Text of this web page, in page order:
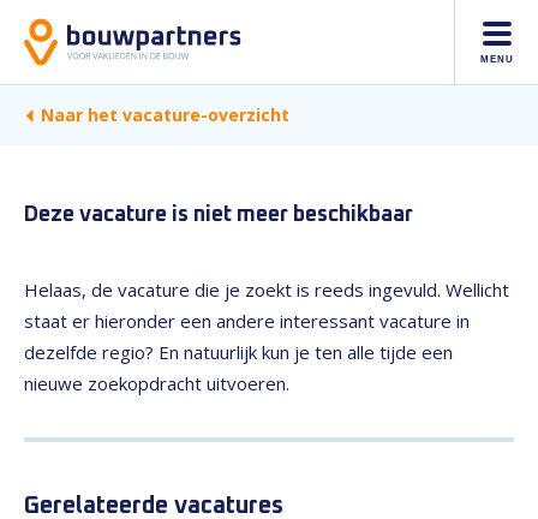
MENU
Naar het vacature-overzicht
Deze vacature is niet meer beschikbaar
Helaas, de vacature die je zoekt is reeds ingevuld. Wellicht
staat er hieronder een andere interessant vacature in
dezelfde regio? En natuurlijk kun je ten alle tijde een
nieuwe zoekopdracht uitvoeren.
Gerelateerde vacatures